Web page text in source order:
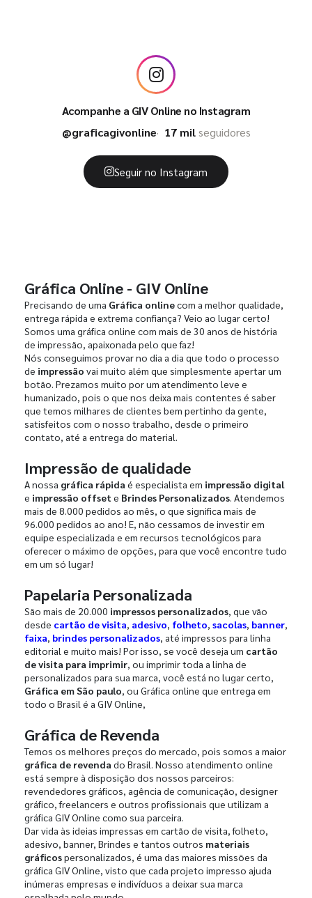
Acompanhe a GIV Online no Instagram
@graficagivonline
17 milseguidores
Seguir no Instagram
Gráfica Online - GIV Online
Precisando de uma Gráfica onlinecom a melhor qualidade,
entrega rápida e extrema confiança? Veio ao lugar certo!
Somos uma gráfica online com mais de 30 anos de história
de impressão, apaixonada pelo que faz!
Nós conseguimos provar no dia a dia que todo o processo
de impressão vai muito além que simplesmente apertar um
botão. Prezamos muito por um atendimento leve e
humanizado, pois o que nos deixa mais contentes é saber
que temos milhares de clientes bem pertinho da gente,
satisfeitos com o nosso trabalho, desde o primeiro
contato, até a entrega do material.
Impressão de qualidade
A nossa gráfica rápida é especialista em impressão digital
e impressão offset e Brindes Personalizados. Atendemos
mais de 8.000 pedidos ao mês, o que significa mais de
96.000 pedidos ao ano! E, não cessamos de investir em
equipe especializada e em recursos tecnológicos para
oferecer o máximo de opções, para que você encontre tudo
em um só lugar!
Papelaria Personalizada
São mais de 20.000 impressos personalizados, que vão
desde cartão de visita, adesivo, folheto, sacolas, banner,
faixa, brindes personalizados, até impressos para linha
editorial e muito mais! Por isso, se você deseja um cartão
de visita para imprimir, ou imprimir toda a linha de
personalizados para sua marca, você está no lugar certo,
Gráfica em São paulo, ou Gráfica online que entrega em
todo o Brasil é a GIV Online,
Gráfica de Revenda
Temos os melhores preços do mercado, pois somos a maior
gráfica de revenda do Brasil. Nosso atendimento online
está sempre à disposição dos nossos parceiros:
revendedores gráficos, agência de comunicação, designer
gráfico, freelancers e outros profissionais que utilizam a
gráfica GIV Online como sua parceira.
Dar vida às ideias impressas em cartão de visita, folheto,
adesivo, banner, Brindes e tantos outros materiais
gráficospersonalizados, é uma das maiores missões da
gráfica GIV Online, visto que cada projeto impresso ajuda
inúmeras empresas e indivíduos a deixar sua marca